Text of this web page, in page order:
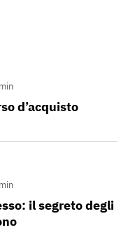
d’acquisto
il segreto degli